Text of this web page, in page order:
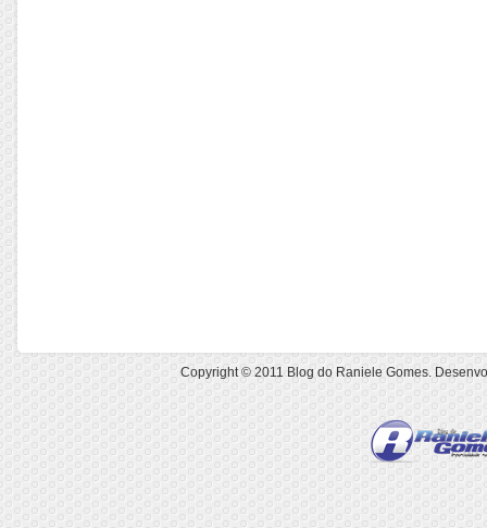
Copyright © 2011 Blog do Raniele Gomes .